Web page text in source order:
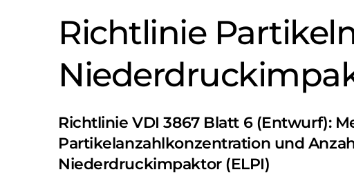
Richtlinie
Richtlinie VDI 3867 Blatt 6 (Entwurf):
Partikelanzahlkonzentration und
Niederdruckimpaktor (ELPI)